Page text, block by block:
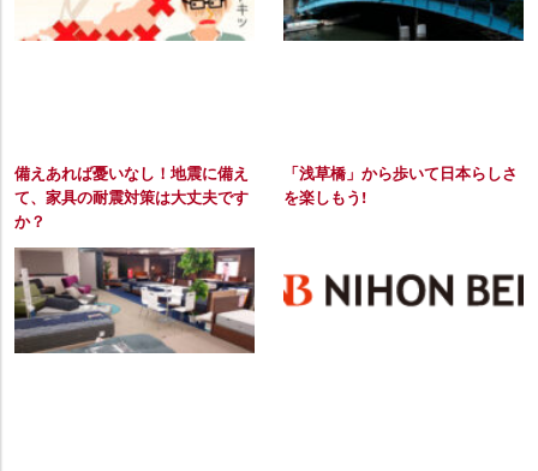
備えあれば憂いなし！地震に備え
て、家具の耐震対策は大丈夫です
か？
「浅草橋」から歩いて日本らしさ
を楽しもう!